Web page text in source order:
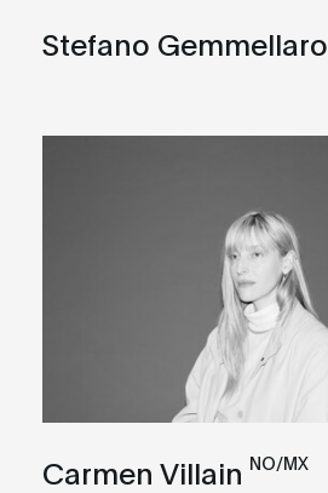
Stefano Gemmellaro
Carmen Villain NO/MX